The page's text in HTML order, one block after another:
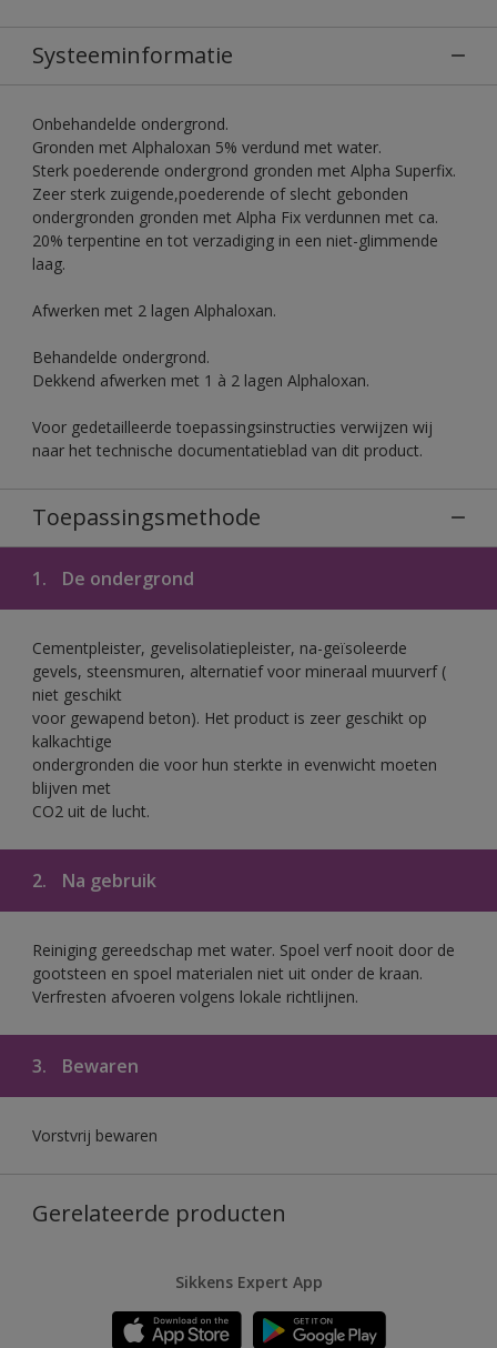
Systeeminformatie
Onbehandelde ondergrond.
Gronden met Alphaloxan 5% verdund met water.
Sterk poederende ondergrond gronden met Alpha Superfix.
Zeer sterk zuigende,poederende of slecht gebonden
ondergronden gronden met Alpha Fix verdunnen met ca.
20% terpentine en tot verzadiging in een niet-glimmende
laag.
Afwerken met 2 lagen Alphaloxan.
Behandelde ondergrond.
Dekkend afwerken met 1 à 2 lagen Alphaloxan.
Voor gedetailleerde toepassingsinstructies verwijzen wij
naar het technische documentatieblad van dit product.
Toepassingsmethode
1. De ondergrond
Cementpleister, gevelisolatiepleister, na-geïsoleerde
gevels, steensmuren, alternatief voor mineraal muurverf (
niet geschikt
voor gewapend beton). Het product is zeer geschikt op
kalkachtige
ondergronden die voor hun sterkte in evenwicht moeten
blijven met
CO2 uit de lucht.
2. Na gebruik
Reiniging gereedschap met water. Spoel verf nooit door de
gootsteen en spoel materialen niet uit onder de kraan.
Verfresten afvoeren volgens lokale richtlijnen.
3. Bewaren
Vorstvrij bewaren
Gerelateerde producten
Sikkens Expert App